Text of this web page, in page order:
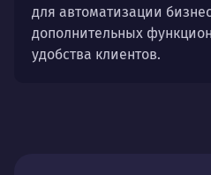
для автоматизации
дополнительных
удобства клиентов.